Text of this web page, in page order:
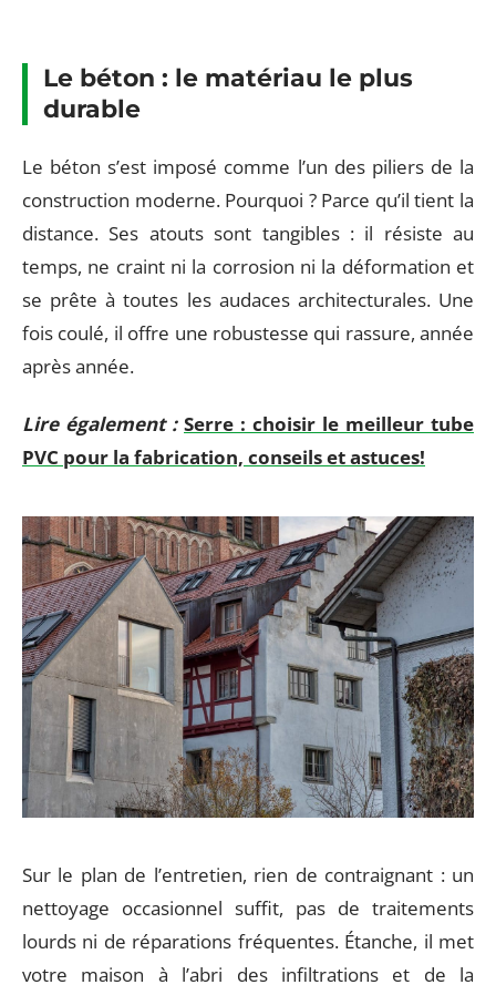
Le béton : le matériau le plus
durable
Le béton s’est imposé comme l’un des piliers de la
construction moderne. Pourquoi ? Parce qu’il tient la
distance. Ses atouts sont tangibles : il résiste au
temps, ne craint ni la corrosion ni la déformation et
se prête à toutes les audaces architecturales. Une
fois coulé, il offre une robustesse qui rassure, année
après année.
Lire également : Serre : choisir le meilleur tube
PVC pour la fabrication, conseils et astuces!
Sur le plan de l’entretien, rien de contraignant : un
nettoyage occasionnel suffit, pas de traitements
lourds ni de réparations fréquentes. Étanche, il met
votre maison à l’abri des infiltrations et de la